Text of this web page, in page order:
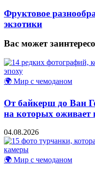
Фруктовое
экзотики
Вас может
🌍 Мир с чемоданом
От байкерш до Ван
на которых оживает
04.08.2026
🌍 Мир с чемоданом